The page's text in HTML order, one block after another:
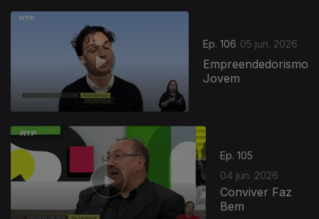
Ep. 106 05 jun. 2026
Empreendedorismo
Jovem
Ep. 105
04 jun. 2026
Conviver Faz
Bem